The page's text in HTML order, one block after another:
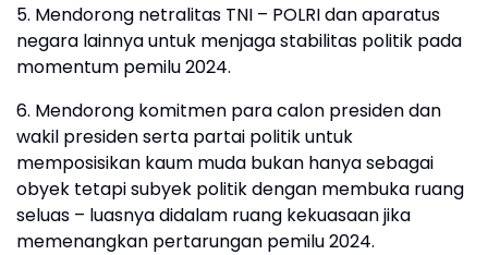
5. Mendorong netralitas TNI – POLRI dan aparatus
negara lainnya untuk menjaga stabilitas politik pada
momentum pemilu 2024.
6. Mendorong komitmen para calon presiden dan
wakil presiden serta partai politik untuk
memposisikan kaum muda bukan hanya sebagai
obyek tetapi subyek politik dengan membuka ruang
seluas – luasnya didalam ruang kekuasaan jika
memenangkan pertarungan pemilu 2024.